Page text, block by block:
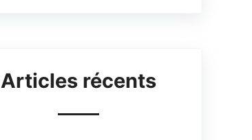
Articles récents